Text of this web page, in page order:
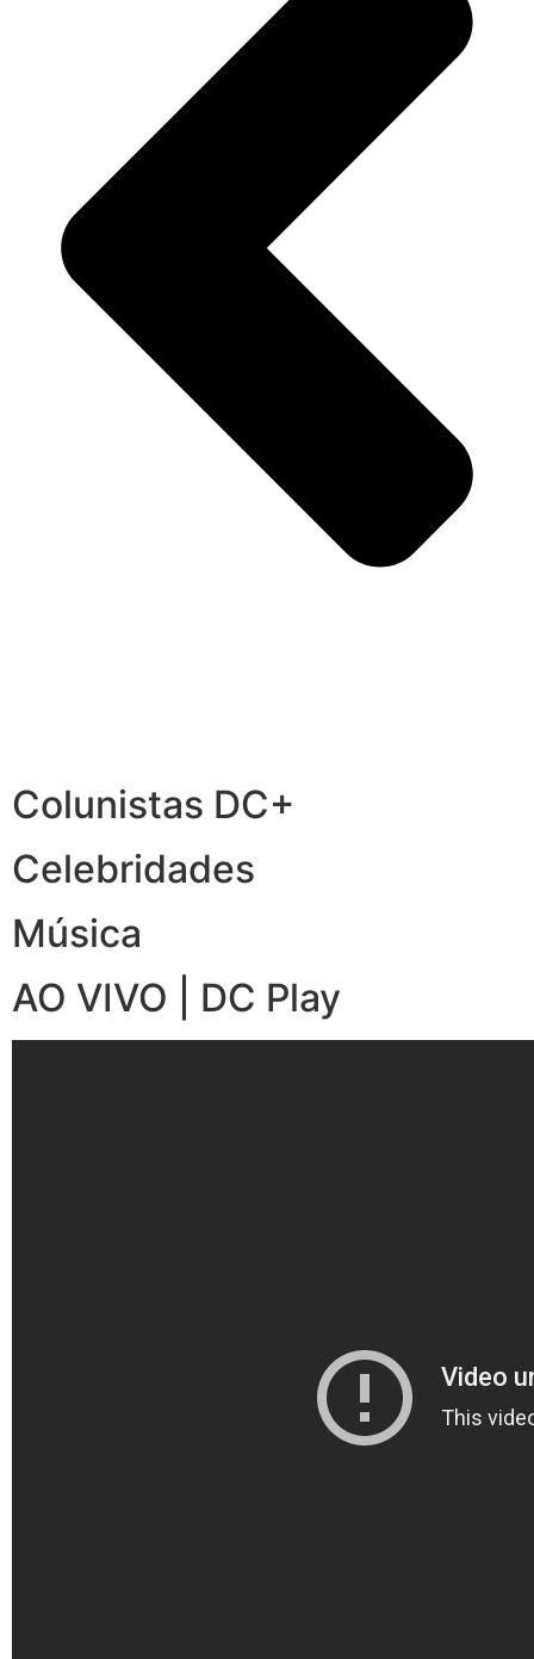
Colunistas DC+
Celebridades
Música
AO VIVO | DC Play